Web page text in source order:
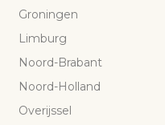
Groningen
Limburg
Noord-Brabant
Noord-Holland
Overijssel